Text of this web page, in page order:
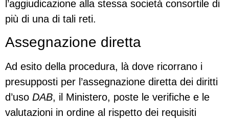
l’aggiudicazione alla stessa società consortile di
più di una di tali reti.
Assegnazione diretta
Ad esito della procedura, là dove ricorrano i
presupposti per l’assegnazione diretta dei diritti
d’uso DAB, il Ministero, poste le verifiche e le
valutazioni in ordine al rispetto dei requisiti